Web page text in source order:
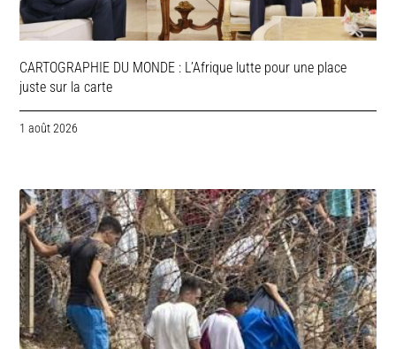
CARTOGRAPHIE DU MONDE : L’Afrique lutte pour une place
juste sur la carte
1 août 2026